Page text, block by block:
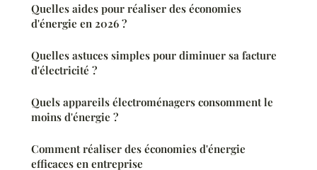
Quelles aides pour réaliser des économies
d'énergie en 2026 ?
Quelles astuces simples pour diminuer sa facture
d'électricité ?
Quels appareils électroménagers consomment le
moins d'énergie ?
Comment réaliser des économies d'énergie
efficaces en entreprise